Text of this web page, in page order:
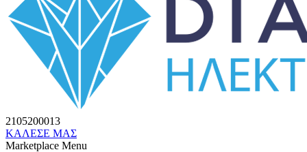
2105200013
ΚΑΛΕΣΕ ΜΑΣ
Marketplace Menu